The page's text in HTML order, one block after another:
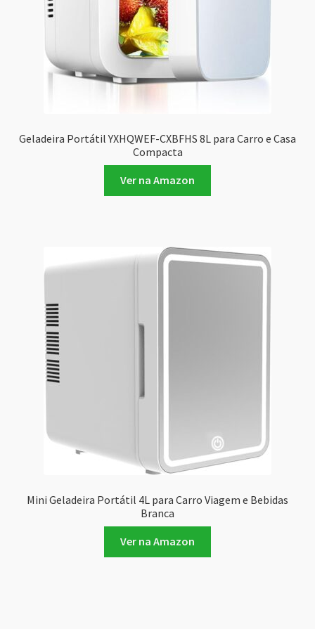
Geladeira Portátil YXHQWEF-CXBFHS 8L para Carro e Casa
Compacta
Ver na Amazon
Mini Geladeira Portátil 4L para Carro Viagem e Bebidas
Branca
Ver na Amazon